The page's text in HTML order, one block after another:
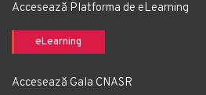
Accesează Platforma de eLearning
eLearning
Accesează Gala CNASR